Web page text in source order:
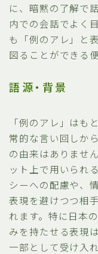
略語・造語
に、暗黙の了解で
内での会話でよく
も「例のアレ」と
図ることができる
語源・背景
「例のアレ」はも
常的な言い回しか
の由来はありませ
ット上で用いられ
シーへの配慮や、
表現を避けつつ相
れます。特に日本
みを持たせる表現
一部として受け入